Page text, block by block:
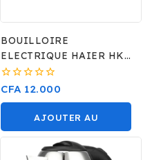
BOUILLOIRE
ELECTRIQUE HAIER HKE
5B
0
5
CFA 12.000
AJOUTER AU
PANIER